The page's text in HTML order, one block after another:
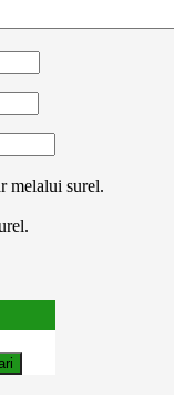
melalui surel.